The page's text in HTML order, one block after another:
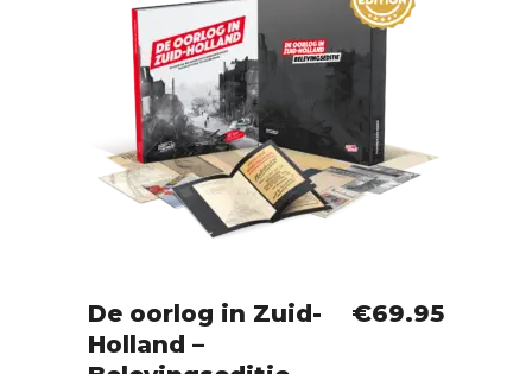
IN WINKELWAGEN
De oorlog in Zuid-
Holland –
€69.95